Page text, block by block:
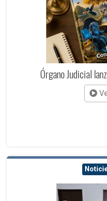
Órgano Judicial